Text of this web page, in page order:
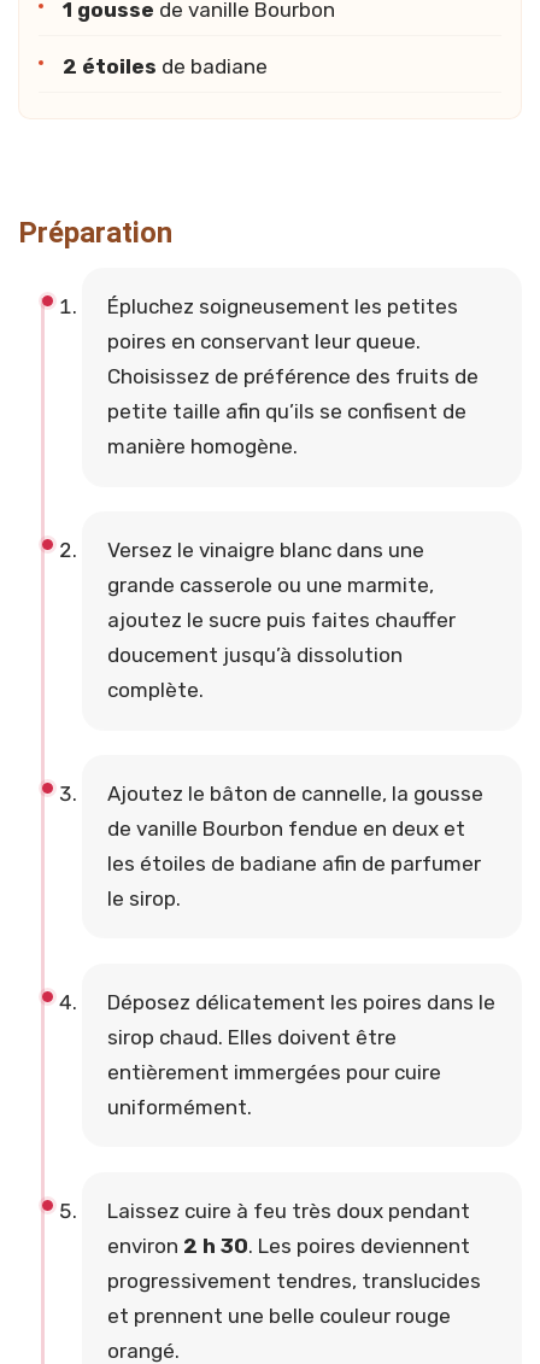
1 gousse de vanille Bourbon
2 étoiles de badiane
Préparation
Épluchez soigneusement les petites
poires en conservant leur queue.
Choisissez de préférence des fruits de
petite taille afin qu’ils se confisent de
manière homogène.
Versez le vinaigre blanc dans une
grande casserole ou une marmite,
ajoutez le sucre puis faites chauffer
doucement jusqu’à dissolution
complète.
Ajoutez le bâton de cannelle, la gousse
de vanille Bourbon fendue en deux et
les étoiles de badiane afin de parfumer
le sirop.
Déposez délicatement les poires dans le
sirop chaud. Elles doivent être
entièrement immergées pour cuire
uniformément.
Laissez cuire à feu très doux pendant
environ 2 h 30. Les poires deviennent
progressivement tendres, translucides
et prennent une belle couleur rouge
orangé.